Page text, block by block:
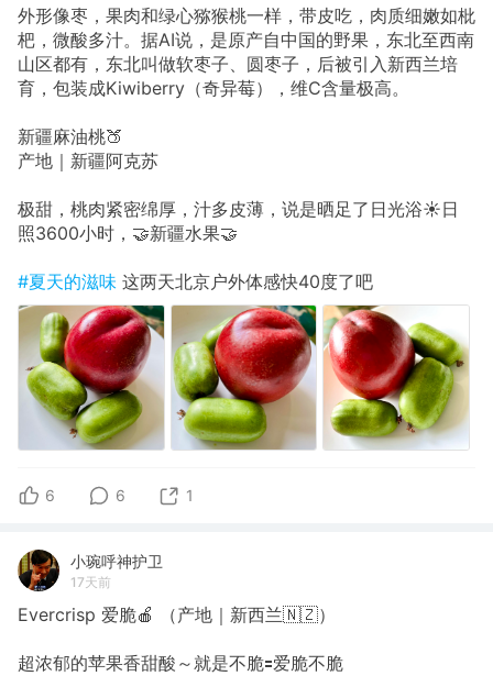
外形像枣，果肉和绿心猕猴桃一样，带皮吃，肉质细嫩如枇
杷，微酸多汁。据AI说，是原产自中国的野果，东北至西南
山区都有，东北叫做软枣子、圆枣子，后被引入新西兰培
育，包装成Kiwiberry（奇异莓），维C含量极高。
新疆麻油桃🍑
产地｜新疆阿克苏
极甜，桃肉紧密绵厚，汁多皮薄，说是晒足了日光浴☀️日
照3600小时，🤝新疆水果🤝
#夏天的滋味 这两天北京户外体感快40度了吧
6 6 1
小琬呼神护卫
17天前
Evercrisp 爱脆🍎 （产地｜新西兰🇳🇿）
超浓郁的苹果香甜酸～就是不脆🟰爱脆不脆